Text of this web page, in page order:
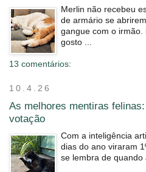
Merlin não recebeu
de armário se
gangue com o
gosto ...
13 comentários:
10.4.26
As melhores mentiras felinas:
votação
Com a inteligência
dias do ano viraram
se lembra de quando